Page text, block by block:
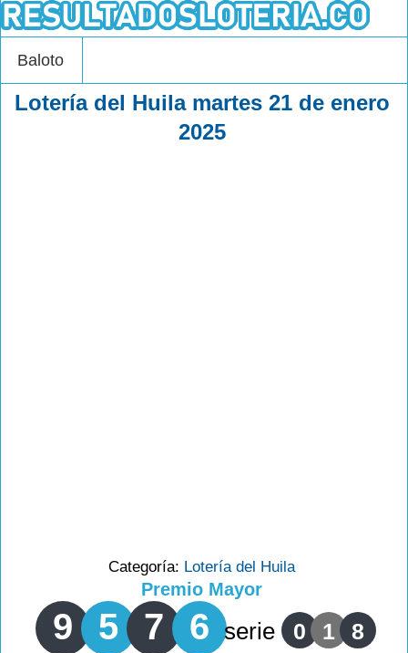
Baloto
Lotería del Huila martes 21 de enero
2025
Categoría: Lotería del Huila
Premio Mayor
9 5 7 6 serie 0 1 8